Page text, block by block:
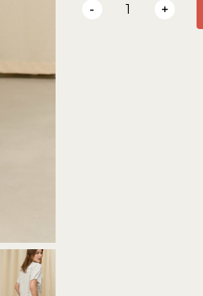
- +